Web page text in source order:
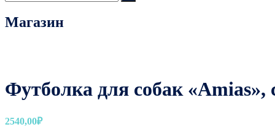
Магазин
Футболка для собак «Amias»,
2540,00₽